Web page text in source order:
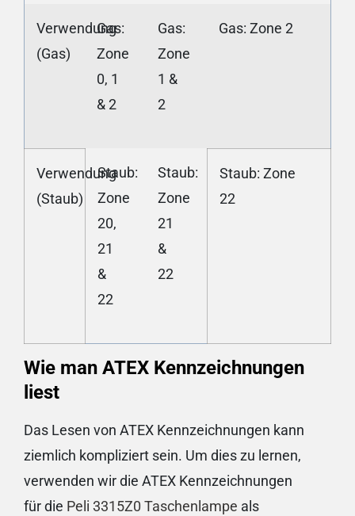
Verwendung
(Gas)
Gas:
Zone
0, 1
& 2
Gas:
Zone
1 &
2
Gas: Zone 2
Verwendung
(Staub)
Staub:
Zone
20,
21
&
22
Staub:
Zone
21
&
22
Staub: Zone
22
Wie man ATEX Kennzeichnungen
liest
Das Lesen von ATEX Kennzeichnungen kann
ziemlich kompliziert sein. Um dies zu lernen,
verwenden wir die ATEX Kennzeichnungen
für die Peli 3315Z0 Taschenlampe als